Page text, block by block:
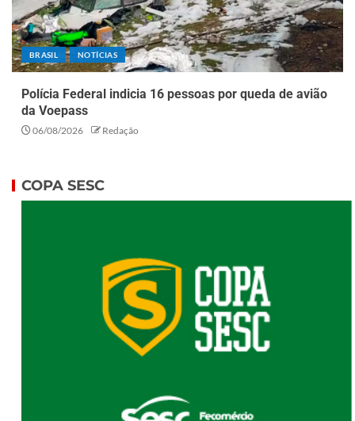
BRASIL NOTÍCIAS
Polícia Federal indicia 16 pessoas por queda de avião
da Voepass
06/08/2026 Redação
COPA SESC